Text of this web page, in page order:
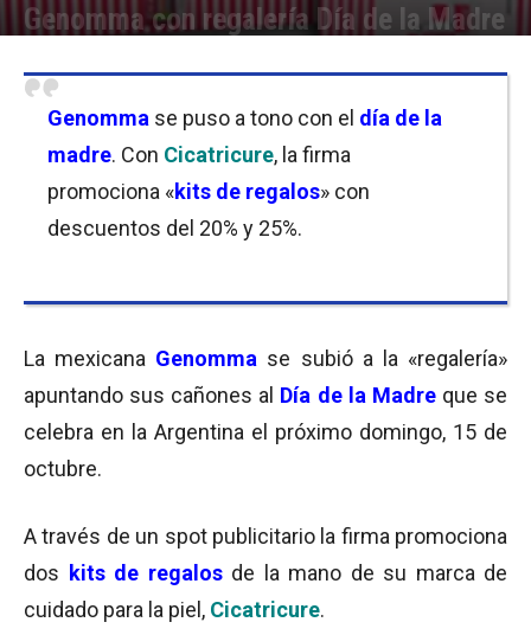
Genomma con regalería Día de la Madre
Genomma se puso a tono con el día de la
madre. Con Cicatricure, la firma
promociona «kits de regalos» con
descuentos del 20% y 25%.
La mexicana Genomma se subió a la «regalería»
apuntando sus cañones al Día de la Madre que se
celebra en la Argentina el próximo domingo, 15 de
octubre.
A través de un spot publicitario la firma promociona
dos kits de regalosde la mano de su marca de
cuidado para la piel, Cicatricure.